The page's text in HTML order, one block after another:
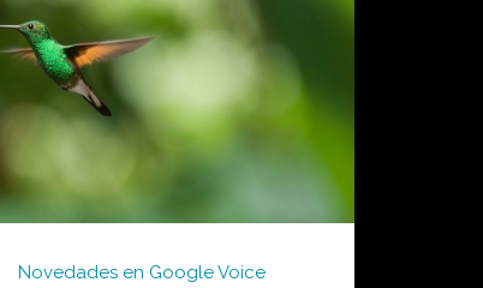
Novedades en Google Voice